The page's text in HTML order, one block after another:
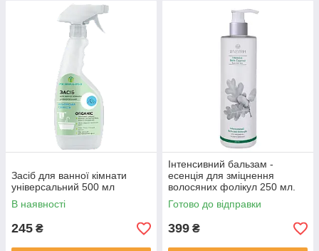
Засіб для ванної кімнати
універсальний 500 мл
В наявності
245 ₴
Інтенсивний бальзам -
есенція для зміцнення
волосяних фолікул 250 мл.
Готово до відправки
399 ₴